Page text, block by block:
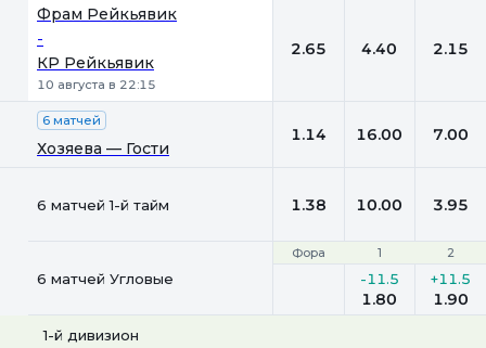
Фрам Рейкьявик
-
КР Рейкьявик
10 августа в 22:15
2.65 4.40 2.15
6 матчей
Хозяева — Гости
1.14 16.00 7.00
6 матчей 1-й тайм 1.38 10.00 3.95
Фора 1 2
6 матчей Угловые
Фора 1 2
-11.5
1.80
+11.5
1.90
1-й дивизион